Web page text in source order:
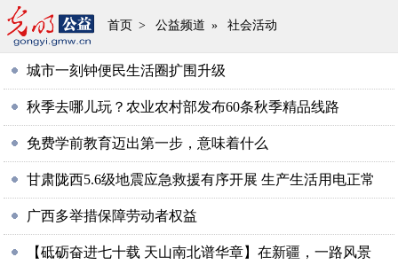
首页 > 公益频道 » 社会活动
城市一刻钟便民生活圈扩围升级
秋季去哪儿玩？农业农村部发布60条秋季精品线路
免费学前教育迈出第一步，意味着什么
甘肃陇西5.6级地震应急救援有序开展 生产生活用电正常
广西多举措保障劳动者权益
【砥砺奋进七十载 天山南北谱华章】在新疆，一路风景